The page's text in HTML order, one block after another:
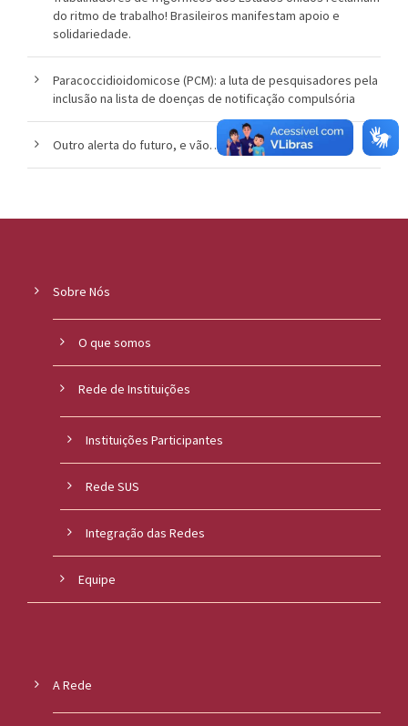
do ritmo de trabalho! Brasileiros manifestam apoio e
solidariedade.
Paracoccidioidomicose (PCM): a luta de pesquisadores pela
inclusão na lista de doenças de notificação compulsória
Outro alerta do futuro, e vão…
Sobre Nós
O que somos
Rede de Instituições
Instituições Participantes
Rede SUS
Integração das Redes
Equipe
A Rede